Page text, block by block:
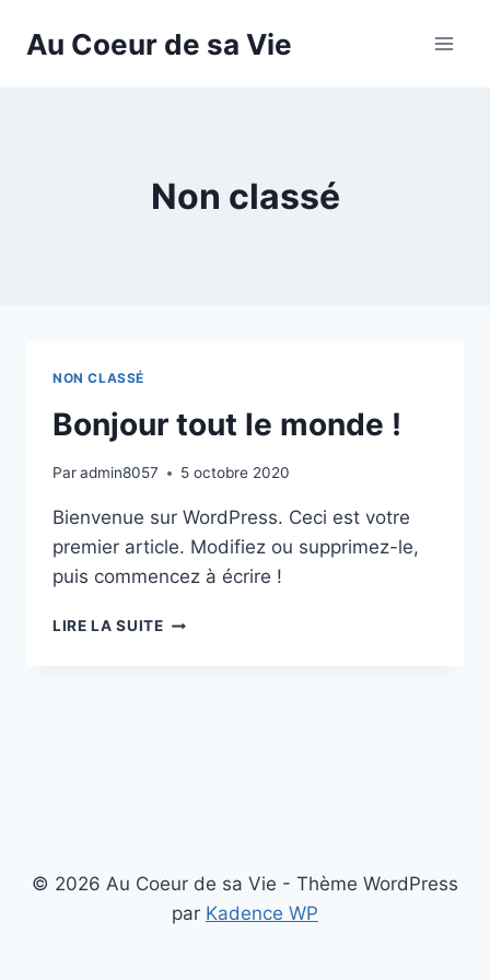
Au Coeur de sa Vie
Non classé
NON CLASSÉ
Bonjour tout le monde !
Paradmin8057 5 octobre 2020
Bienvenue sur WordPress. Ceci est votre
premier article. Modifiez ou supprimez-le,
puis commencez à écrire !
LIRE LA SUITEBONJOUR
© 2026 Au Coeur de sa Vie - Thème WordPress
par Kadence WP